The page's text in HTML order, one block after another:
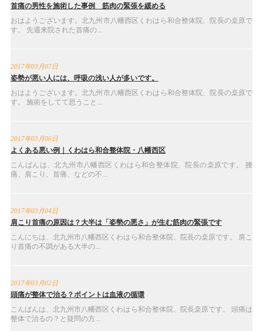
首痛の男性を施術した事例 筋肉の緊張を緩める
おはようございます。北九州市八幡西区くわはら和合整体院、院長の桒原で
す。 先週来院された首痛の...
2017年03月07日
姿勢が悪い人には、呼吸の浅い人が多いです。
おはようございます。北九州市八幡西区くわはら和合整体院、院長の桒原で
す。 施術をしてて思うこと...
2017年03月06日
よくある悪い例｜くわはら和合整体院・八幡西区
こんばんは、北九州市八幡西区くわはら和合整体院、院長の桒原です。 腰
痛、肩こり、首痛、などの不...
2017年03月04日
肩こり首痛の原因は？大半は「姿勢の悪さ」が生む筋肉の緊張です
こんにちは、北九州市八幡西区くわはら和合整体院、院長の桒原です。 肩こ
り首痛の不調がある大半の...
2017年03月02日
頭痛が整体で治る？ポイントは血液の循環
こんばんは、北九州市八幡西区くわはら和合整体院、院長桒原です。 頭痛は
整体で治るの？と疑問の方...